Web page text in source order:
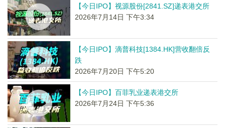
【今日IPO】视源股份[2841.SZ]递表港交所
2026年7月14日 下午3:34
【今日IPO】滴普科技[1384.HK]营收翻倍反
跌
2026年7月20日 下午5:20
【今日IPO】百菲乳业递表港交所
2026年7月24日 下午5:36